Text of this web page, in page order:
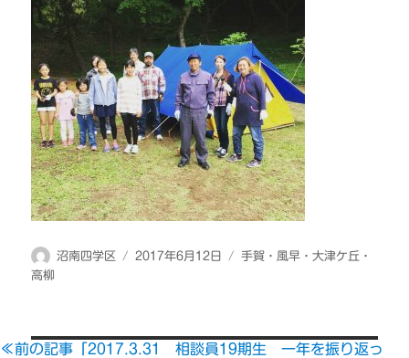
投
沼南四学区
投
2017年6月12日
カ
手賀・風早・大津ケ丘・
高柳
≪前の記事「2017.3.31 相談員19期生 一年を振り返っ